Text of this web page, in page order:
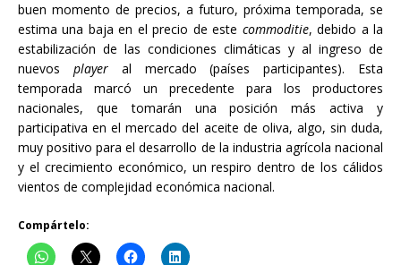
buen momento de precios, a futuro, próxima temporada, se
estima una baja en el precio de este commoditie, debido a la
estabilización de las condiciones climáticas y al ingreso de
nuevos player al mercado (países participantes). Esta
temporada marcó un precedente para los productores
nacionales, que tomarán una posición más activa y
participativa en el mercado del aceite de oliva, algo, sin duda,
muy positivo para el desarrollo de la industria agrícola nacional
y el crecimiento económico, un respiro dentro de los cálidos
vientos de complejidad económica nacional.
Compártelo: